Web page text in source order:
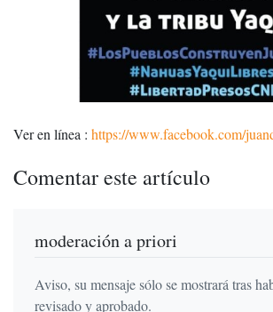
Ver en línea : https://www.facebook.com/
Comentar este artículo
moderación a priori
Aviso, su mensaje sólo se mostrará tras
revisado y aprobado.